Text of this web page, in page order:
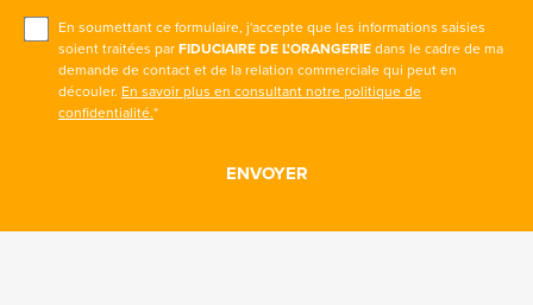
En soumettant ce formulaire, j'accepte que les informations saisies
soient traitées parFIDUCIAIRE DE L'ORANGERIEdans le cadre de ma
demande de contact et de la relation commerciale qui peut en
découler. En savoir plus en consultant notre politique de
confidentialité.*